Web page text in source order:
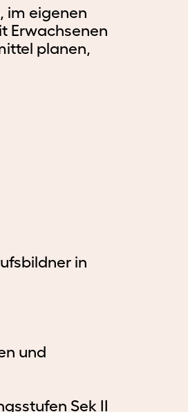
und
Organisation
Schulleitung
Stellen
und
Kontakt
im eigenen
Erwachsenen
planen,
in
und
Sek II